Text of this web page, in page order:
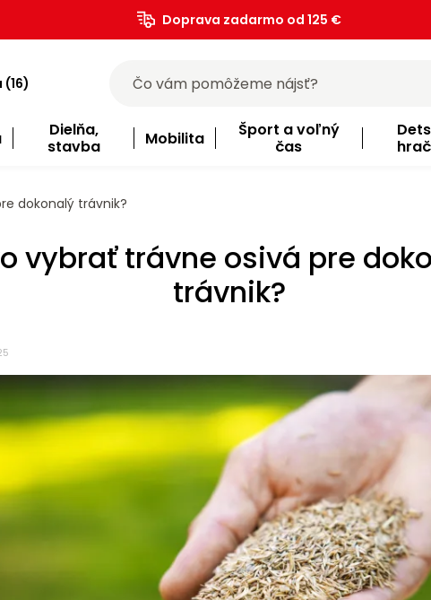
Doprava zadarmo od 125 €
Dielňa,
stavba
Mobilita
Šport a voľný
čas
dokonalý trávnik?
vybrať trávne osivá pre
trávnik?